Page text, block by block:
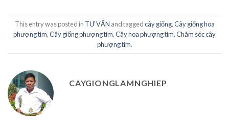
This entry was posted in TƯ VẤN and taggedcây giống,Cây giống hoa
phượng tím,Cây giống phượng tím,Cây hoa phượng tím,Chăm sóc cây
phượng tím.
CAYGIONGLAMNGHIEP